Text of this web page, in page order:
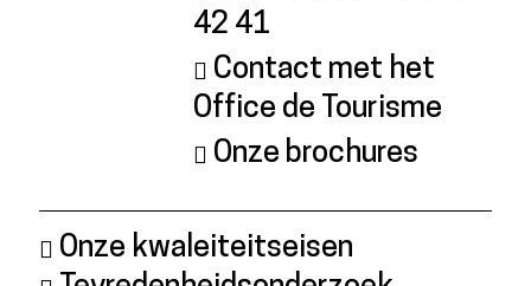
42 41
Contact met het
Office de Tourisme
Onze brochures
Onze kwaleiteitseisen